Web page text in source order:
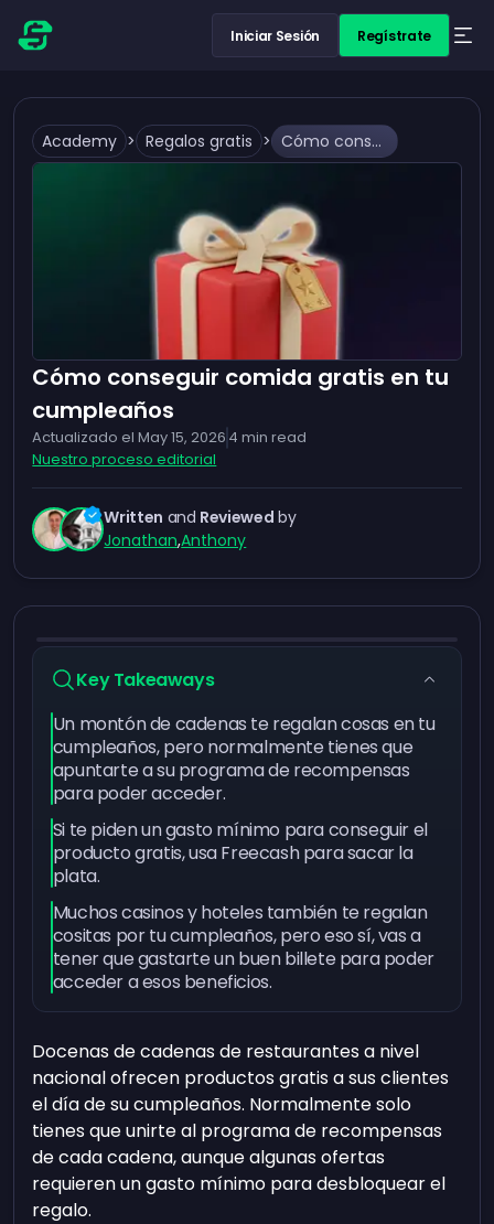
Iniciar Sesión Regístrate
Academy > Regalos gratis > Cómo conseguir comida gratis en tu cumpleaños
Cómo conseguir comida gratis en tu
cumpleaños
Actualizado el May 15, 2026 4 min read
Nuestro proceso editorial
Written and Reviewed by
Jonathan,Anthony
Key Takeaways
Un montón de cadenas te regalan cosas en tu
cumpleaños, pero normalmente tienes que
apuntarte a su programa de recompensas
para poder acceder.
Si te piden un gasto mínimo para conseguir el
producto gratis, usa Freecash para sacar la
plata.
Muchos casinos y hoteles también te regalan
cositas por tu cumpleaños, pero eso sí, vas a
tener que gastarte un buen billete para poder
acceder a esos beneficios.
Docenas de cadenas de restaurantes a nivel
nacional ofrecen productos gratis a sus clientes
el día de su cumpleaños. Normalmente solo
tienes que unirte al programa de recompensas
de cada cadena, aunque algunas ofertas
requieren un gasto mínimo para desbloquear el
regalo.